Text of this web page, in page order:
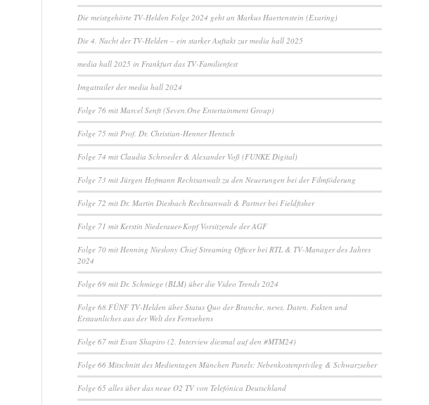
Die meistgehörte TV-Helden Folge 2024 geht an Markus Haertenstein (Exaring)
Die 4. Nacht der TV-Helden – ein starker Auftakt zur media hall 2025
media hall 2025 in Frankfurt das TV-Familienfest
Imgatrailer der media hall 2024
Folge 76 mit Marcel Senft (Seven.One Entertainment Group)
Folge 75 mit Prof. Dr. Christian-Henner Hentsch
Folge 74 mit Claudia Schroeder & Alexander Voß (FUNKE Digital)
Folge 73 mit Jürgen Hofmann Rechtsanwalt zu den Neuerungen bei der Filmföderung
Folge 72 mit Dr. Martin Diesbach Rechtsanwalt & Partner bei Fieldfisher
Folge 71 mit Kerstin Niederauer-Kopf Vorsitzende der AGF
Folge 70 mit Henning Nieslony Chief Streaming Officer bei RTL & TV-Manager des Jahres
2024
Folge 69 mit Dr. Schmiege (BLM) über die Video Trends 2024
Folge 68 FÜNF TV-Helden über Status Quo der Branche, news, Daten, Fakten und
Erstaunliches aus der Welt des Fernsehens
Folge 67 mit Evan Shapiro (2. Interview diesmal auf den #MTM24)
Folge 66 Mitschnitt des Medientagen München Panels: Nebenkostenprivileg & Schwarzseher
Folge 65 alles über das neue O2 TV von Telefónica Deutschland